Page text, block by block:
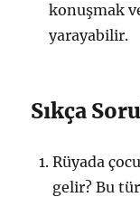
konuşmak
yarayabilir.
Sıkça
Rüyada
gelir? Bu